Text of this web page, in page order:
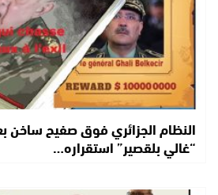
النظام الجزائري فوق صفيح ساخن
“غالي بلقصير” استقراره…